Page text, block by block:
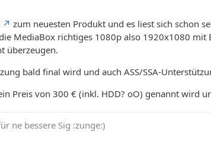
zum neuesten Produkt und es liest sich schon
MediaBox richtiges 1080p also 1920x1080
überzeugen.
bald final wird und auch ASS/SSA-
Preis von 300 € (inkl. HDD? oO) genannt wird
ne bessere Sig :zunge:)